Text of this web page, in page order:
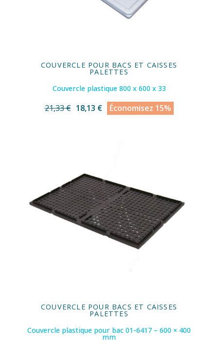
COUVERCLE POUR BACS ET CAISSES
PALETTES
Couvercle plastique 800 x 600 x 33
21,33 € 18,13 € Économisez 15%
COUVERCLE POUR BACS ET CAISSES
PALETTES
Couvercle plastique pour bac 01-6417 – 600 × 400
mm